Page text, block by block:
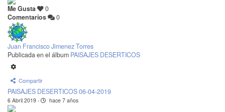
Me Gusta
0
Comentarios
0
Juan Francisco Jimenez Torres
Publicada en el álbum PAISAJES DESERTICOS
Compartir
PAISAJES DESERTICOS 06-04-2019
6 Abril 2019 · hace 7 años